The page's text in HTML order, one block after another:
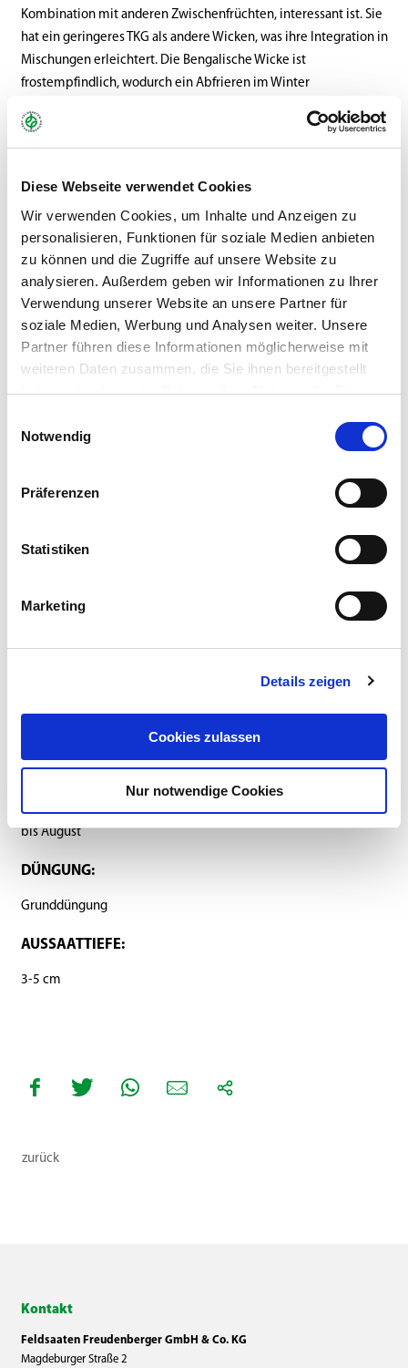
Diese Webseite verwendet Cookies
Wir verwenden Cookies, um Inhalte und Anzeigen zu
personalisieren, Funktionen für soziale Medien anbieten
zu können und die Zugriffe auf unsere Website zu
analysieren. Außerdem geben wir Informationen zu Ihrer
Verwendung unserer Website an unsere Partner für
soziale Medien, Werbung und Analysen weiter. Unsere
Partner führen diese Informationen möglicherweise mit
weiteren Daten zusammen, die Sie ihnen bereitgestellt
haben oder die sie im Rahmen Ihrer Nutzung der Dienste
Notwendig
Präferenzen
Statistiken
Marketing
Details zeigen
Cookies zulassen
Nur notwendige Cookies
Kombination mit anderen Zwischenfrüchten, interessant ist. Sie
hat ein geringeres TKG als andere Wicken, was ihre Integration in
Mischungen erleichtert. Die Bengalische Wicke ist
frostempfindlich, wodurch ein Abfrieren im Winter
gute Bodenstrukturierung und ermöglicht die Fixierung von
Luftstickstoff.
Kategorie:Gräser & Leguminosen
SAATSTÄRKE:
wie Getreide
bis August
DÜNGUNG:
Grunddüngung
AUSSAATTIEFE:
3-5 cm
zurück
Kontakt
Feldsaaten Freudenberger GmbH & Co. KG
Magdeburger Straße 2